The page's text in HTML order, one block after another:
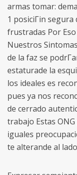
armas tomar:
1 posiciГіn
frustradas Por
Nuestros
de la faz se
estaturade la
los ideales es
pues ya nos
de cerrado
trabajo Estas
iguales
te alterande al lado